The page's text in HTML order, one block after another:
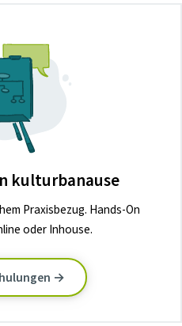
kulturbanause
Praxisbezug. Hands-On
oder Inhouse.
→